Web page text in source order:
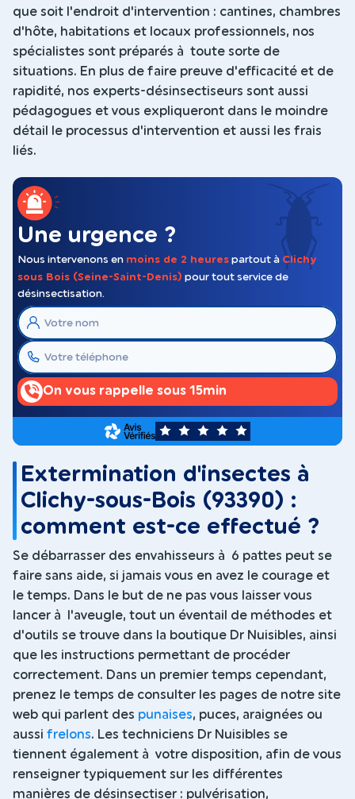
que soit l'endroit d'intervention : cantines, chambres
d'hôte, habitations et locaux professionnels, nos
spécialistes sont préparés à toute sorte de
situations. En plus de faire preuve d'efficacité et de
rapidité, nos experts-désinsectiseurs sont aussi
pédagogues et vous expliqueront dans le moindre
détail le processus d'intervention et aussi les frais
liés.
Une urgence ?
Nous intervenons en moins de 2 heures partout à Clichy
sous Bois (Seine-Saint-Denis) pour tout service de
désinsectisation.
On vous rappelle sous 15min
5
Extermination d'insectes à
Clichy-sous-Bois (93390) :
comment est-ce effectué ?
Se débarrasser des envahisseurs à 6 pattes peut se
faire sans aide, si jamais vous en avez le courage et
le temps. Dans le but de ne pas vous laisser vous
lancer à l'aveugle, tout un éventail de méthodes et
d'outils se trouve dans la boutique Dr Nuisibles, ainsi
que les instructions permettant de procéder
correctement. Dans un premier temps cependant,
prenez le temps de consulter les pages de notre site
web qui parlent des punaises, puces, araignées ou
aussi frelons. Les techniciens Dr Nuisibles se
tiennent également à votre disposition, afin de vous
renseigner typiquement sur les différentes
manières de désinsectiser : pulvérisation,